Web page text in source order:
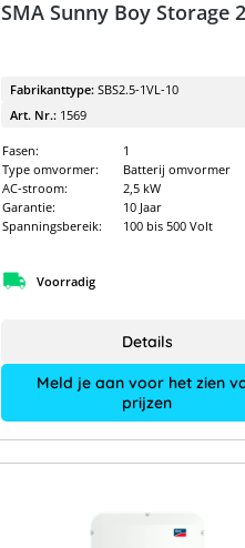
SMA Sunny Boy Storage
Fabrikanttype:SBS2.5-1VL-10
Art. Nr.: 1569
Fasen:
1
Type omvormer:
Batterij omvormer
AC-stroom:
2,5 kW
Garantie:
10 Jaar
Spanningsbereik:
100 bis 500 Volt
Voorradig
Meld je aan voor het zien
prijzen
Details